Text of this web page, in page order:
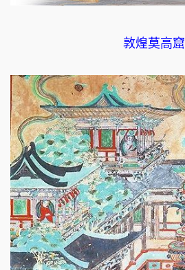
敦煌莫高窟